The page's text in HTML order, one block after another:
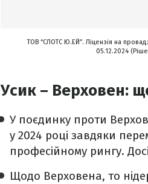
ТОВ “СЛОТС Ю.ЕЙ”. Ліцензія на
05.12.2024
Усик – Верховен:
У поєдинку проти
у 2024 році завдяки
професійному рингу.
Щодо Верховена, то